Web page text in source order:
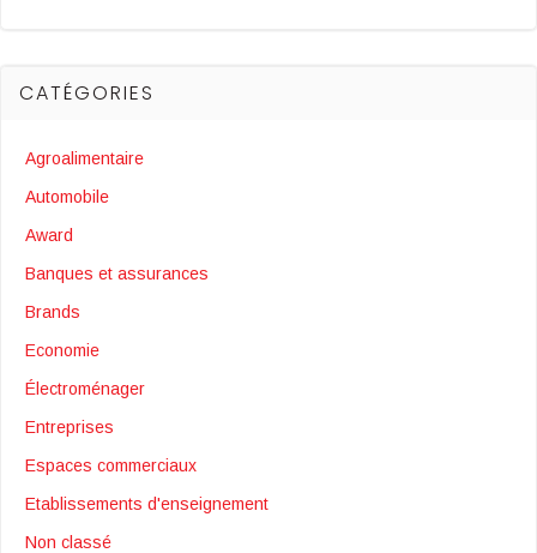
CATÉGORIES
Agroalimentaire
Automobile
Award
Banques et assurances
Brands
Economie
Électroménager
Entreprises
Espaces commerciaux
Etablissements d'enseignement
Non classé